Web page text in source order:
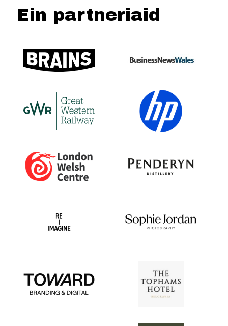
Ein partneriaid